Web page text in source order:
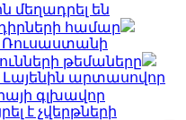
մեղադրել են
համար
Ռուսաստանի
թեմաները
Լայենին արտասովոր
գլխավոր
է չվերթների